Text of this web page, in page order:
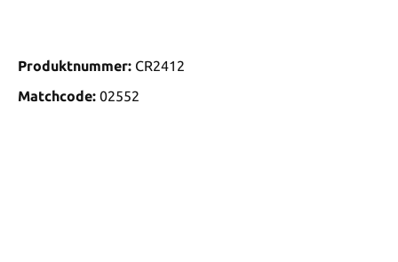
Produktnummer: CR2412
Matchcode: 02552